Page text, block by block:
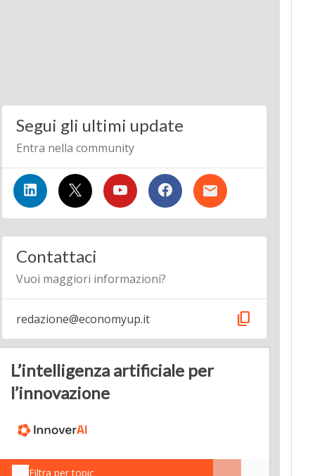
Segui gli ultimi update
Entra nella community
Contattaci
Vuoi maggiori informazioni?
redazione@economyup.it content_copy
L’intelligenza artificiale per
l’innovazione
Filtra per topic